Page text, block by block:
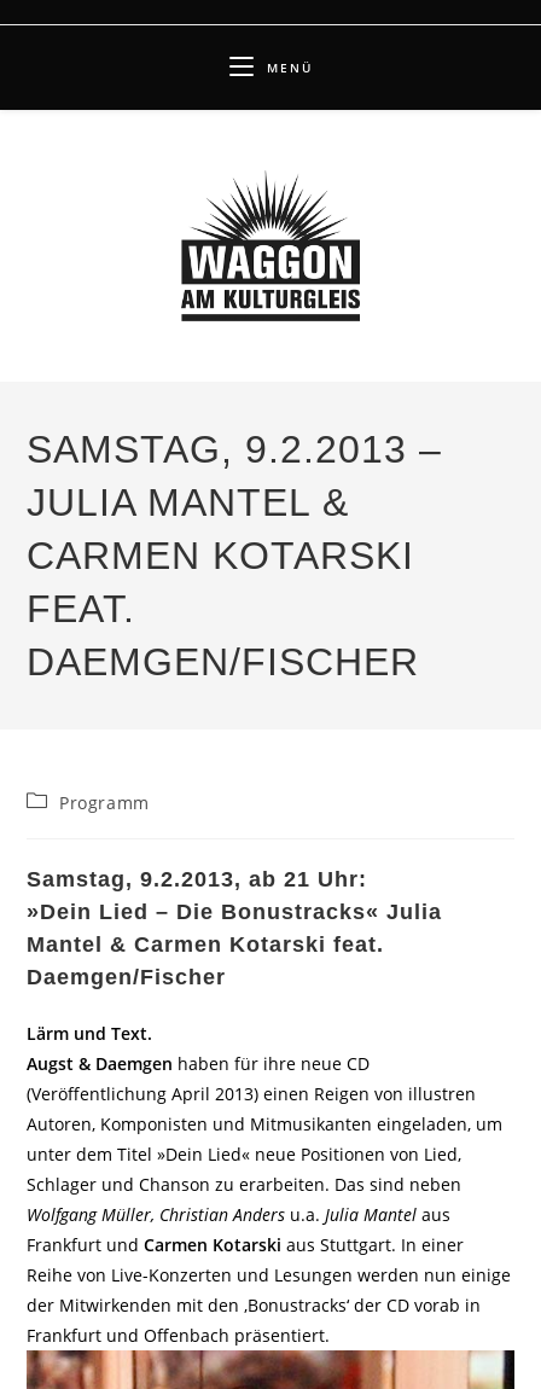
MENÜ
SAMSTAG, 9.2.2013 –
JULIA MANTEL &
CARMEN KOTARSKI
FEAT.
DAEMGEN/FISCHER
Beitrags-
Programm
Samstag, 9.2.2013, ab 21 Uhr:
»Dein Lied – Die Bonustracks« Julia
Mantel & Carmen Kotarski feat.
Daemgen/Fischer
Lärm und Text.
Augst & Daemgen haben für ihre neue CD
(Veröffentlichung April 2013) einen Reigen von illustren
Autoren, Komponisten und Mitmusikanten eingeladen, um
unter dem Titel »Dein Lied« neue Positionen von Lied,
Schlager und Chanson zu erarbeiten. Das sind neben
Wolfgang Müller, Christian Anders u.a.Julia Mantel aus
Frankfurt undCarmen Kotarski aus Stuttgart. In einer
Reihe von Live-Konzerten und Lesungen werden nun einige
der Mitwirkenden mit den ‚Bonustracks‘ der CD vorab in
Frankfurt und Offenbach präsentiert.